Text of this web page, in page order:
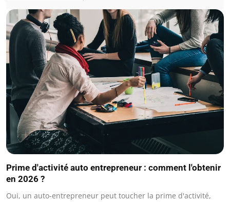
Prime d'activité auto entrepreneur : comment l'obtenir
en 2026 ?
Oui, un auto-entrepreneur peut toucher la prime d'activité,